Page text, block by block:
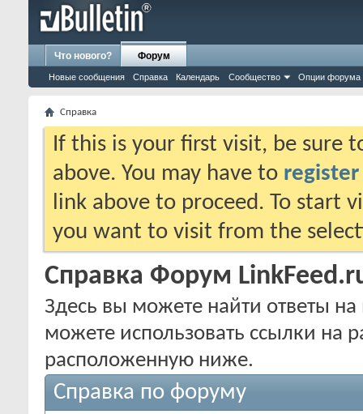
Что нового? Форум
Новые сообщения Справка Календарь Сообщество Опции форума
Справка
If this is your first visit, be sure
above. You may have to register
link above to proceed. To start
you want to visit from the
Справка Форум
Здесь вы можете найти ответы
можете использовать ссылки на
расположенную ниже.
Справка по форуму